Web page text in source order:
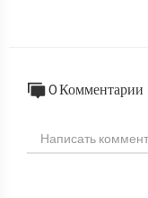
0 Комментарии